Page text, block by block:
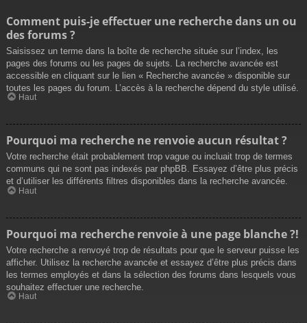
Comment puis-je effectuer une recherche dans un ou
des forums ?
Saisissez un terme dans la boîte de recherche située sur l’index, les
pages des forums ou les pages de sujets. La recherche avancée est
accessible en cliquant sur le lien « Recherche avancée » disponible sur
toutes les pages du forum. L’accès à la recherche dépend du style utilisé.
Haut
Pourquoi ma recherche ne renvoie aucun résultat ?
Votre recherche était probablement trop vague ou incluait trop de termes
communs qui ne sont pas indexés par phpBB. Essayez d’être plus précis
et d’utiliser les différents filtres disponibles dans la recherche avancée.
Haut
Pourquoi ma recherche renvoie à une page blanche ?!
Votre recherche a renvoyé trop de résultats pour que le serveur puisse les
afficher. Utilisez la recherche avancée et essayez d’être plus précis dans
les termes employés et dans la sélection des forums dans lesquels vous
souhaitez effectuer une recherche.
Haut